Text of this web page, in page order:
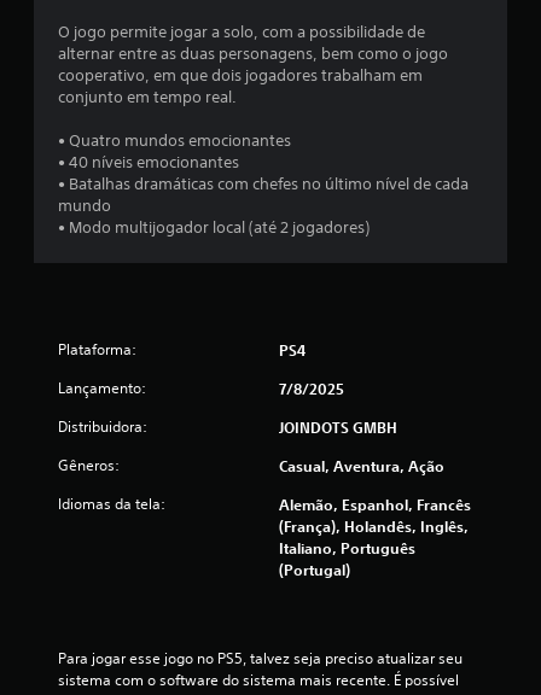
l
s
c
a
e
O jogo permite jogar a solo, com a possibilidade de
alternar entre as duas personagens, bem como o jogo
cooperativo, em que dois jogadores trabalham em
conjunto em tempo real.
• Quatro mundos emocionantes
• 40 níveis emocionantes
• Batalhas dramáticas com chefes no último nível de cada
mundo
• Modo multijogador local (até 2 jogadores)
Plataforma: PS4
Lançamento: 7/8/2025
Distribuidora: JOINDOTS GMBH
Gêneros: Casual, Aventura, Ação
Idiomas da tela:
Alemão, Espanhol, Francês
(França), Holandês, Inglês,
Italiano, Português
(Portugal)
Para jogar esse jogo no PS5, talvez seja preciso atualizar seu
sistema com o software do sistema mais recente. É possível